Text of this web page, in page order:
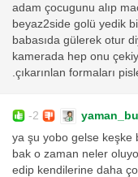
adam çocugunu alıp
beyaz2side golü yedik
babasıda gülerek otur
kamerada hep onu
.çıkarınlan formaları
-2
ya şu yobo gelse keşke
bak o zaman neler
edip kendilerine daha